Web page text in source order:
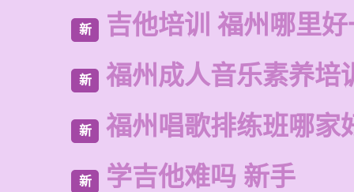
新 吉他培训 福州哪里
新 福州成人音乐素养培
新 福州唱歌排练班哪家
新 学吉他难吗 新手